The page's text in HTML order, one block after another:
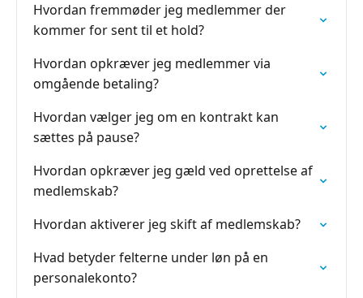
Hvordan fremmøder jeg medlemmer der
kommer for sent til et hold?
Hvordan opkræver jeg medlemmer via
omgående betaling?
Hvordan vælger jeg om en kontrakt kan
sættes på pause?
Hvordan opkræver jeg gæld ved oprettelse af
medlemskab?
Hvordan aktiverer jeg skift af medlemskab?
Hvad betyder felterne under løn på en
personalekonto?